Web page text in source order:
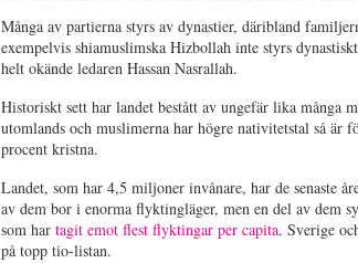
Många av partierna styrs av dynastier, däribland
exempelvis shiamuslimska Hizbollah inte styrs
helt okände ledaren Hassan Nasrallah.
Historiskt sett har landet bestått av ungefär lika många
utomlands och muslimerna har högre nativitetstal så är
procent kristna.
Landet, som har 4,5 miljoner invånare, har de senaste
av dem bor i enorma flyktingläger, men en del av dem
som hartagit emot flest flyktingar per capita. Sverige
på topp tio-listan.